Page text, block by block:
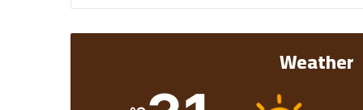
Weather